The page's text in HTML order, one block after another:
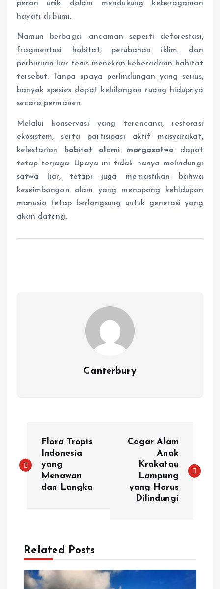
peran unik dalam mendukung keberagaman
hayati di bumi.
Namun berbagai ancaman seperti deforestasi,
fragmentasi habitat, perubahan iklim, dan
perburuan liar terus menekan keberadaan habitat
tersebut. Tanpa upaya perlindungan yang serius,
banyak spesies dapat kehilangan ruang hidupnya
secara permanen.
Melalui konservasi yang terencana, restorasi
ekosistem, serta partisipasi aktif masyarakat,
kelestarian
habitat alami margasatwa dapat
tetap terjaga. Upaya ini tidak hanya melindungi
satwa liar, tetapi juga memastikan bahwa
keseimbangan alam yang menopang kehidupan
manusia tetap berlangsung untuk generasi yang
akan datang.
Canterbury
a
a
s
Flora Tropis
Indonesia
yang
Menawan
dan Langka
Cagar Alam
Anak
Krakatau
Lampung
yang Harus
Dilindungi
Related Posts